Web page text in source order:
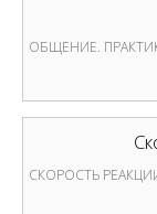
ОБЩЕНИЕ.
СКОРОСТЬ РЕАКЦИИ.